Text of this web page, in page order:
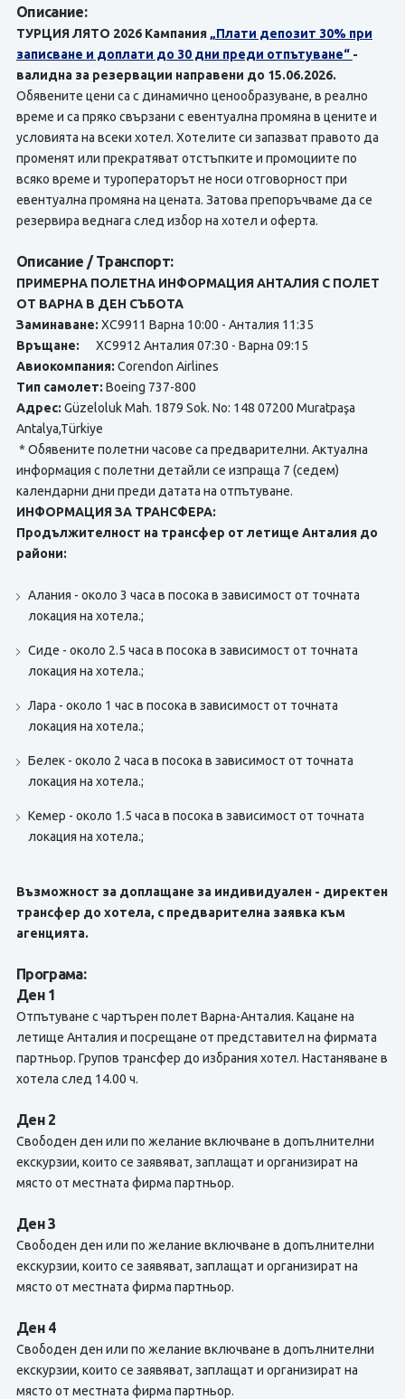
Описание:
ТУРЦИЯ ЛЯТО 2026 Кампания „Плати депозит 30% при
записване и доплати до 30 дни преди отпътуване“ -
валидна за резервации направени до 15.06.2026.
Обявените цени са с динамично ценообразуване, в реално
време и са пряко свързани с евентуална промяна в цените и
условията на всеки хотел. Хотелите си запазват правото да
променят или прекратяват отстъпките и промоциите по
всяко време и туроператорът не носи отговорност при
евентуална промяна на цената. Затова препоръчваме да се
резервира веднага след избор на хотел и оферта.
Описание / Транспорт:
ПРИМЕРНА ПОЛЕТНА ИНФОРМАЦИЯ АНТАЛИЯ С ПОЛЕТ
ОТ ВАРНА В ДЕН СЪБОТА
Заминаване: XC9911 Варна 10:00 - Анталия 11:35
Връщане: XC9912 Анталия 07:30 - Варна 09:15
Авиокомпания: Corendon Airlines
Тип самолет: Boeing 737-800
Адрес: Güzeloluk Mah. 1879 Sok. No: 148 07200 Muratpaşa
Antalya,Türkiye
* Обявените полетни часове са предварителни. Актуална
информация с полетни детайли се изпраща 7 (седем)
календарни дни преди датата на отпътуване.
ИНФОРМАЦИЯ ЗА ТРАНСФЕРА:
Продължителност на трансфер от летище Анталия до
райони:
Алания - около 3 часа в посока в зависимост от точната
локация на хотела.;
Сиде - около 2.5 часа в посока в зависимост от точната
локация на хотела.;
Лара - около 1 час в посока в зависимост от точната
локация на хотела.;
Белек - около 2 часа в посока в зависимост от точната
локация на хотела.;
Кемер - около 1.5 часа в посока в зависимост от точната
локация на хотела.;
Възможност за доплащане за индивидуален - директен
трансфер до хотела, с предварителна заявка към
агенцията.
Програма:
Ден 1
Отпътуване с чартърен полет Варна-Анталия. Кацане на
летище Анталия и посрещане от представител на фирмата
партньор. Групов трансфер до избрания хотел. Настаняване в
хотела след 14.00 ч.
Ден 2
Свободен ден или по желание включване в допълнителни
екскурзии, които се заявяват, заплащат и организират на
място от местната фирма партньор.
Ден 3
Свободен ден или по желание включване в допълнителни
екскурзии, които се заявяват, заплащат и организират на
място от местната фирма партньор.
Ден 4
Свободен ден или по желание включване в допълнителни
екскурзии, които се заявяват, заплащат и организират на
място от местната фирма партньор.